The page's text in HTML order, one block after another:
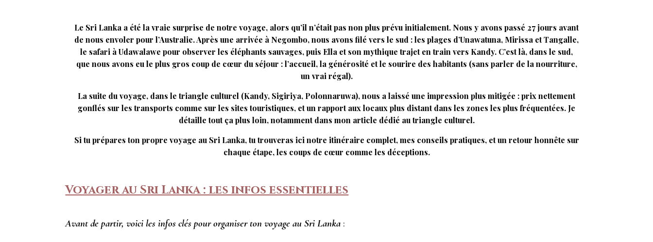
Le Sri Lanka a été la vraie surprise de notre voyage, alors qu’il n’était pas non plus prévu initialement. Nous y avons passé 27 jours avant
de nous envoler pour l’Australie. Après une arrivée à Negombo, nous avons filé vers le sud : les plages d’Unawatuna, Mirissa et Tangalle,
le safari à Udawalawe pour observer les éléphants sauvages, puis Ella et son mythique trajet en train vers Kandy. C’est là, dans le sud,
que nous avons eu le plus gros coup de cœur du séjour : l’accueil, la générosité et le sourire des habitants (sans parler de la nourriture,
un vrai régal).
La suite du voyage, dans le triangle culturel (Kandy, Sigiriya, Polonnaruwa), nous a laissé une impression plus mitigée : prix nettement
gonflés sur les transports comme sur les sites touristiques, et un rapport aux locaux plus distant dans les zones les plus fréquentées. Je
détaille tout ça plus loin, notamment dans mon article dédié au triangle culturel.
Si tu prépares ton propre voyage au Sri Lanka, tu trouveras ici notre itinéraire complet, mes conseils pratiques, et un retour honnête sur
chaque étape, les coups de cœur comme les déceptions.
Voyager au Sri Lanka : les infos essentielles
Avant de partir, voici les infos clés pour organiser ton voyage au Sri Lanka :